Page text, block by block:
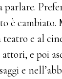
parlare.
è
e al
e poi
e